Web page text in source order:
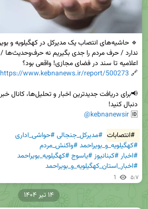
🔗
https://www.kebnanews.ir/report/500273
🆔
@kebnanewsir
#انتصابات #مدیرکل_جنجالی#حواشی_اداری
#کهگیلویه_و_بویراحمد#واکنش_مردم
#اخبار#کبنانیوز#یاسوج#کهگیلویه_بویراحمد
#اخبار_استان_کهگیلویه_و_بویراحمد
1 ۵:۷
۱۴ تیر ۱۴۰۴